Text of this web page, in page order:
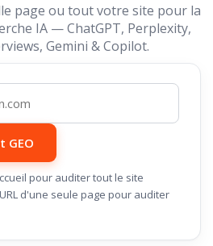
page ou tout votre site pour la
IA — ChatGPT, Perplexity,
Gemini & Copilot.
GEO
pour auditer tout le site
d'une seule page pour auditer